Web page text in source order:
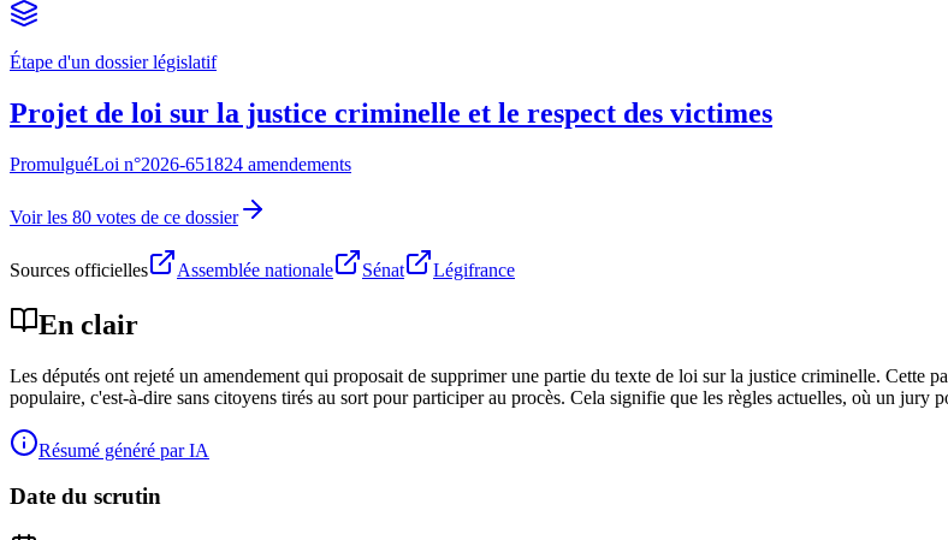
Étape d'un dossier législatif
Projet de loi sur la justice criminelle et le respect des victimes
PromulguéLoi n°2026-651824 amendements
Voir les 80 votes de ce dossier
Sources officielles Assemblée nationale Sénat Légifrance
En clair
Les députés ont rejeté un amendement qui proposait de supprimer une partie du texte de loi sur la justice criminelle. Cette
populaire, c'est-à-dire sans citoyens tirés au sort pour participer au procès. Cela signifie que les règles actuelles, où un jury
Résumé généré par IA
Date du scrutin